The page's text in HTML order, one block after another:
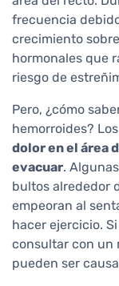
frecuencia
crecimiento
hormonales que
riesgo de
Pero, ¿cómo
hemorroides?
dolor en el área
evacuar.
bultos alrededor
empeoran al
hacer ejercicio.
consultar con un
pueden ser